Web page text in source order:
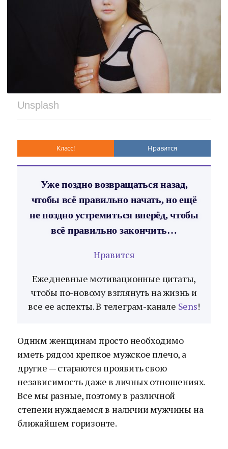
Unsplash
Класс! Нравится
Уже поздно возвращаться назад,
чтобы всё правильно начать, но ещё
не поздно устремиться вперёд, чтобы
всё правильно закончить…
Нравится
Ежедневные мотивационные цитаты,
чтобы по-новому взглянуть на жизнь и
все ее аспекты. В телеграм-канале Sens!
Одним женщинам просто необходимо
иметь рядом крепкое мужское плечо, а
другие — стараются проявить свою
независимость даже в личных отношениях.
Все мы разные, поэтому в различной
степени нуждаемся в наличии мужчины на
ближайшем горизонте.